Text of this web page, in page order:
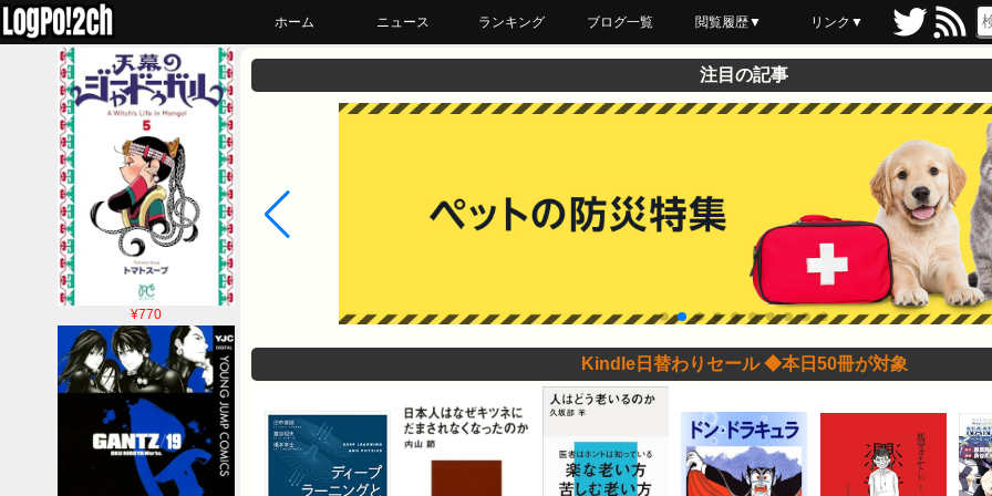
ホーム ニュース ランキング ブログ一覧 閲覧履歴▼
最近読んだ
あとで読む
ブックマーク
リンク▼
¥770
注目の記事
Kindle日替わりセール ◆本日50冊が対象